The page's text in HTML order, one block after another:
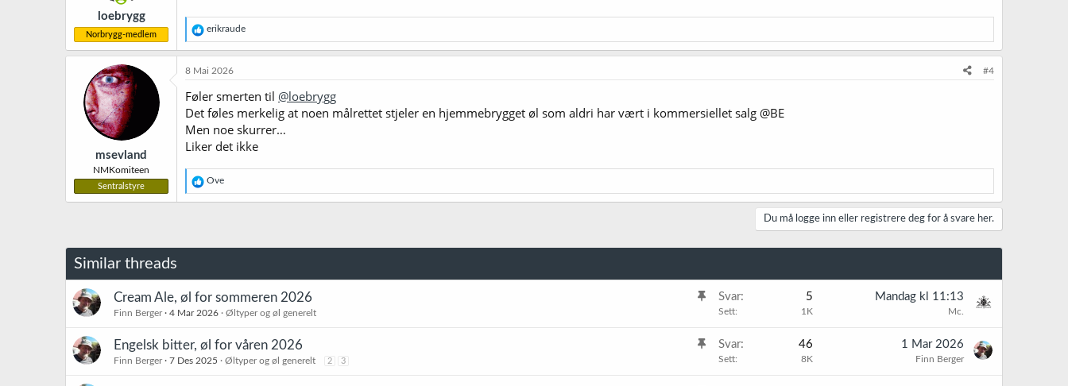
:
loebrygg
Norbrygg-medlem
R
e
a
k
o
n
e
erikraude
msevland
NMKomiteen
Sentralstyre
8 Mai 2026 #4
Føler smerten til @loebrygg
Det føles merkelig at noen målrettet stjeler en hjemmebrygget øl som aldri har vært i kommersiellet salg @BE
Men noe skurrer…
Liker det ikke
R
e
a
e
r
Ove
Du må logge inn eller registrere deg for å svare her.
Similar threads
K
s
Cream Ale, øl for sommeren 2026
Finn Berger 4 Mar 2026 Øltyper og øl generelt
Svar 5
Sett 1K
Mandag kl 11:13
Mc.
K
Engelsk bitter, øl for våren 2026
Finn Berger 7 Des 2025 Øltyper og øl generelt 2 3
Svar 46
Sett 8K
1 Mar 2026
Finn Berger